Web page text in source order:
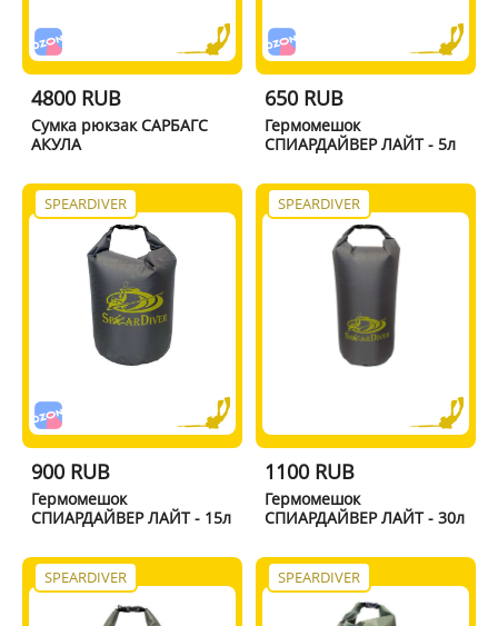
4800 RUB
Сумка рюкзак САРБАГС
АКУЛА
650 RUB
Гермомешок
СПИАРДАЙВЕР ЛАЙТ - 5л
SPEARDIVER
900 RUB
Гермомешок
СПИАРДАЙВЕР ЛАЙТ - 15л
SPEARDIVER
1100 RUB
Гермомешок
СПИАРДАЙВЕР ЛАЙТ - 30л
SPEARDIVER SPEARDIVER